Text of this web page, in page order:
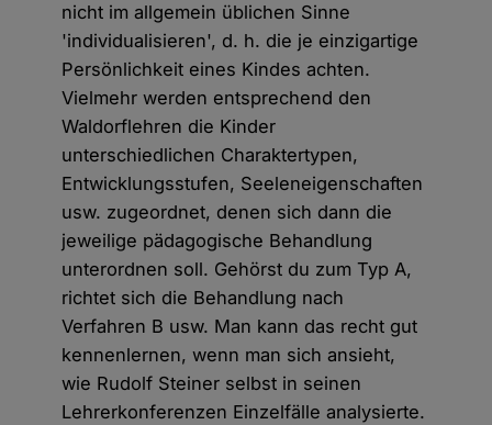
nicht im allgemein üblichen Sinne
'individualisieren', d. h. die je einzigartige
Persönlichkeit eines Kindes achten.
Vielmehr werden entsprechend den
Waldorflehren die Kinder
unterschiedlichen Charaktertypen,
Entwicklungsstufen, Seeleneigenschaften
usw. zugeordnet, denen sich dann die
jeweilige pädagogische Behandlung
unterordnen soll. Gehörst du zum Typ A,
richtet sich die Behandlung nach
Verfahren B usw. Man kann das recht gut
kennenlernen, wenn man sich ansieht,
wie Rudolf Steiner selbst in seinen
Lehrerkonferenzen Einzelfälle analysierte.